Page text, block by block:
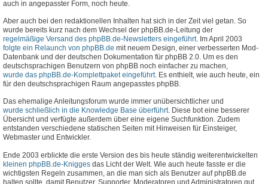
auch in angepasster Form, noch heute.
Aber auch bei den redaktionellen Inhalten hat sich in der Zeit viel getan. So
wurde bereits kurz nach dem Wechsel der phpBB.de-Leitung der
regelmäßige Versand des phpBB.de-Newsletters eingeführt. Im April 2003
folgte ein Relaunch von phpBB.de mit neuem Design, einer verbesserten Mod-
Datenbank und der deutschen Dokumentation für phpBB 2.0. Um es den
deutschsprachigen Benutzern von phpBB noch einfacher zu machen,
wurde das phpBB.de-Komplettpaket eingeführt. Es enthielt, wie auch heute, ein
für den deutschsprachigen Raum angepasstes phpBB.
Das ehemalige Anleitungsforum wurde immer unübersichtlicher und
wurde schließlich in die Knowledge Base überführt. Diese bot eine besserer
Übersicht und verfügte außerdem über eine eigene Suchfunktion. Zudem
entstanden verschiedene statischen Seiten mit Hinweisen für Einsteiger,
Webmaster und Entwickler.
Ende 2003 erblickte die erste Version des bis heute ständig weiterentwickelten
kleinen phpBB.de-Knigges das Licht der Welt. Wie auch heute fasste er die
wichtigsten Regeln zusammen, an die man sich als Benutzer auf phpBB.de
halten sollte, damit Benutzer, Supporter, Moderatoren und Administratoren gut